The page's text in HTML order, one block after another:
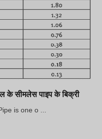
सीमलेस पाइप के बिक्री
is one o ...